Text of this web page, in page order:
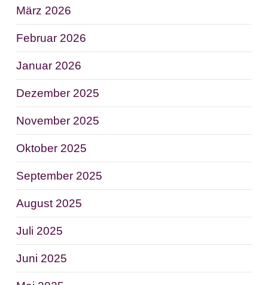
März 2026
Februar 2026
Januar 2026
Dezember 2025
November 2025
Oktober 2025
September 2025
August 2025
Juli 2025
Juni 2025